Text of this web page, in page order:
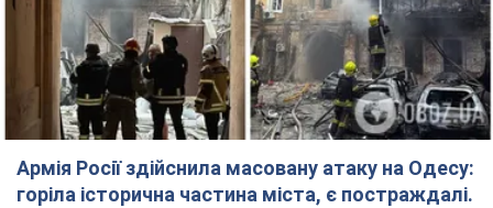
Армія Росії здійснила масовану атаку на Одесу:
горіла історична частина міста, є постраждалі.